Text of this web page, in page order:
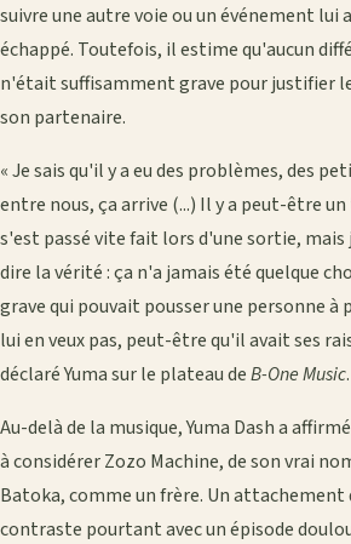
suivre une autre voie ou un événement lui
échappé. Toutefois, il estime qu'aucun
n'était suffisamment grave pour justifier
son partenaire.
« Je sais qu'il y a eu des problèmes, des
entre nous, ça arrive (...) Il y a peut-être
s'est passé vite fait lors d'une sortie, mais
dire la vérité : ça n'a jamais été quelque
grave qui pouvait pousser une personne à
lui en veux pas, peut-être qu'il avait ses
déclaré Yuma sur le plateau deB-One Music.
Au-delà de la musique, Yuma Dash a
à considérer Zozo Machine, de son vrai
Batoka, comme un frère. Un attachement
contraste pourtant avec un épisode